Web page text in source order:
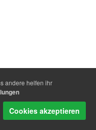
andere helfen ihr
Cookies akzeptieren